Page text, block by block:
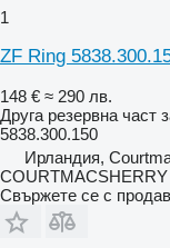
1
ZF Ring
148 € ≈ 290 лв.
Друга резервна част
5838.300.150
Ирландия,
Свържете се с